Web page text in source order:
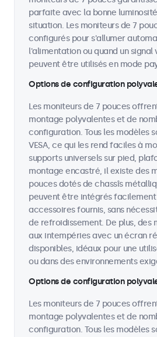
parfaite avec la bonne
situation. Les moniteurs de 7
configurés pour s'allumer
l'alimentation ou quand un
peuvent être utilisés en mode
Options de configuration
Les moniteurs de 7 pouces
montage polyvalentes et de
configuration. Tous les modèles
VESA, ce qui les rend faciles à
supports universels sur pied,
montage encastré, il existe des
pouces dotés de chassîs
peuvent être intégrés
accessoires fournis, sans
de refroidissement. De plus, des
aux intempéries avec un écran
disponibles, idéaux pour une
ou dans des environnements
Options de configuration
Les moniteurs de 7 pouces
montage polyvalentes et de
configuration. Tous les modèles